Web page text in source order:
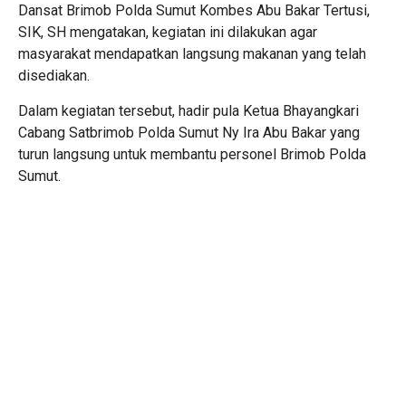
Dansat Brimob Polda Sumut Kombes Abu Bakar Tertusi,
SIK, SH mengatakan, kegiatan ini dilakukan agar
masyarakat mendapatkan langsung makanan yang telah
disediakan.
Dalam kegiatan tersebut, hadir pula Ketua Bhayangkari
Cabang Satbrimob Polda Sumut Ny Ira Abu Bakar yang
turun langsung untuk membantu personel Brimob Polda
Sumut.